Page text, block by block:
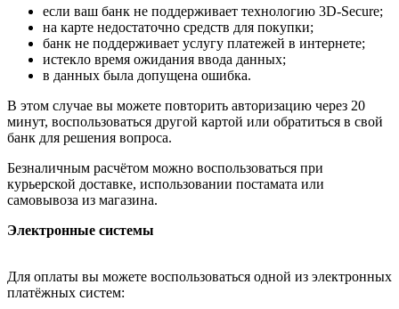
если ваш банк не поддерживает технологию 3D-Secure;
на карте недостаточно средств для покупки;
банк не поддерживает услугу платежей в интернете;
истекло время ожидания ввода данных;
в данных была допущена ошибка.
В этом случае вы можете повторить авторизацию через 20
минут, воспользоваться другой картой или обратиться в свой
банк для решения вопроса.
Безналичным расчётом можно воспользоваться при
курьерской доставке, использовании постамата или
самовывоза из магазина.
Электронные системы
Для оплаты вы можете воспользоваться одной из электронных
платёжных систем: